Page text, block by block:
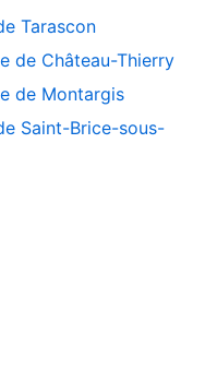
Tarascon
de Château-Thierry
de Montargis
Saint-Brice-sous-